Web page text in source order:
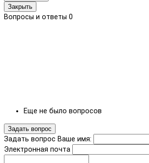
Закрыть
Вопросы и ответы 0
Еще не было вопросов
Задать вопрос
Задать вопрос Ваше имя:
Электронная почта